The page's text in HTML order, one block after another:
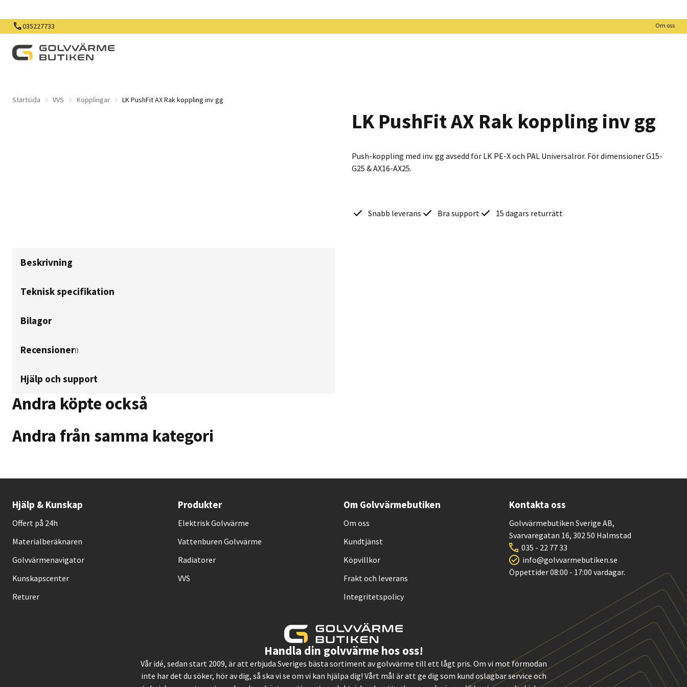
035227733 Om oss
Startsida VVS Kopplingar LK PushFit AX Rak koppling inv gg
LK PushFit AX Rak koppling inv gg
Push-koppling med inv. gg avsedd för LK PE-X och PAL Universalrör. För dimensioner G15-
G25 & AX16-AX25.
Snabb leverans Bra support 15 dagars returrätt
Beskrivning
Teknisk specifikation
Bilagor
Recensioner()
Hjälp och support
Andra köpte också
Andra från samma kategori
Hjälp & Kunskap
Offert på 24h
Materialberäknaren
Golvvärmenavigator
Kunskapscenter
Returer
Produkter
Elektrisk Golvvärme
Vattenburen Golvvärme
Radiatorer
VVS
Om Golvvärmebutiken
Om oss
Kundtjänst
Köpvillkor
Frakt och leverans
Integritetspolicy
Kontakta oss
Golvvärmebutiken Sverige AB,
Svarvaregatan 16, 302 50 Halmstad
035 - 22 77 33
info@golvvarmebutiken.se
Öppettider 08:00 - 17:00 vardagar.
Handla din golvvärme hos oss!
Vår idé, sedan start 2009, är att erbjuda Sveriges bästa sortiment av golvvärme till ett lågt pris. Om vi mot förmodan
inte har det du söker, hör av dig, så ska vi se om vi kan hjälpa dig! Vårt mål är att ge dig som kund oslagbar service och